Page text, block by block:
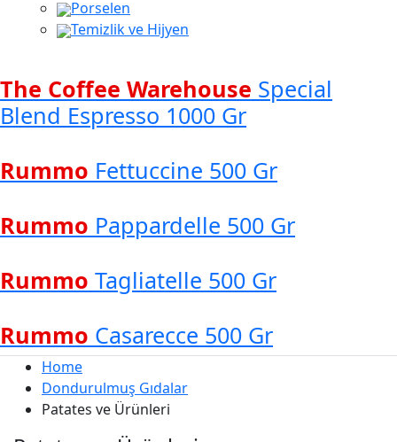
Porselen
Temizlik ve Hijyen
The Coffee Warehouse Special
Blend Espresso 1000 Gr
Rummo Fettuccine 500 Gr
Rummo Pappardelle 500 Gr
Rummo Tagliatelle 500 Gr
Rummo Casarecce 500 Gr
Home
Dondurulmuş Gıdalar
Patates ve Ürünleri